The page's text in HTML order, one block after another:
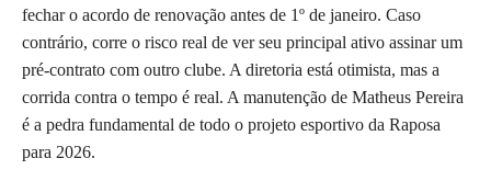
fechar o acordo de renovação antes de 1º de janeiro. Caso
contrário, corre o risco real de ver seu principal ativo assinar um
pré-contrato com outro clube. A diretoria está otimista, mas a
corrida contra o tempo é real. A manutenção de Matheus Pereira
é a pedra fundamental de todo o projeto esportivo da Raposa
para 2026.